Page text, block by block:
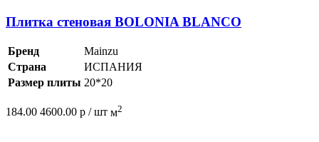
Плитка стеновая BOLONIA BLANCO
Бренд
Mainzu
Страна
ИСПАНИЯ
Размер плиты 20*20
184.00 4600.00 р / шт м2